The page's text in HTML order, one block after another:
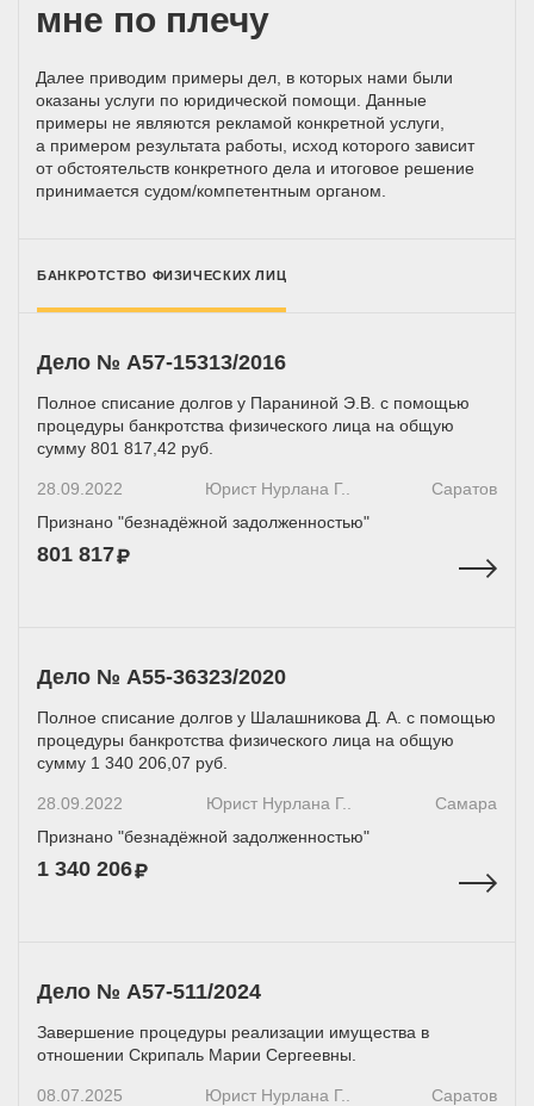
мне по плечу
Далее приводим примеры дел, в которых нами были
оказаны услуги по юридической помощи. Данные
примеры не являются рекламой конкретной услуги,
а примером результата работы, исход которого зависит
от обстоятельств конкретного дела и итоговое решение
принимается судом/компетентным органом.
БАНКРОТСТВО ФИЗИЧЕСКИХ ЛИЦ
Дело № A57-15313/2016
Полное списание долгов у Параниной Э.В. с помощью
процедуры банкротства физического лица на общую
сумму 801 817,42 руб.
28.09.2022 Юрист Нурлана Г..
Саратов
Признано "безнадёжной задолженностью"
801 817
Дело № А55-36323/2020
Полное списание долгов у Шалашникова Д. А. с помощью
процедуры банкротства физического лица на общую
сумму 1 340 206,07 руб.
28.09.2022 Юрист Нурлана Г..
Самара
Признано "безнадёжной задолженностью"
1 340 206
Дело № А57-511/2024
Завершение процедуры реализации имущества в
отношении Скрипаль Марии Сергеевны.
08.07.2025 Юрист Нурлана Г.. Саратов